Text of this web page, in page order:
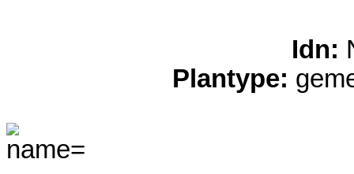
Idn:
Plantype: